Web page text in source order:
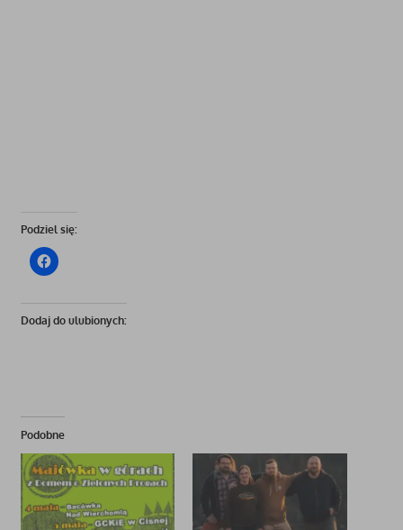
Podziel się:
Dodaj do ulubionych:
Podobne